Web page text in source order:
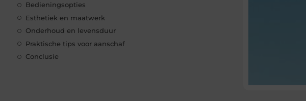
Bedieningsopties
Esthetiek en maatwerk
Onderhoud en levensduur
Praktische tips voor aanschaf
Conclusie